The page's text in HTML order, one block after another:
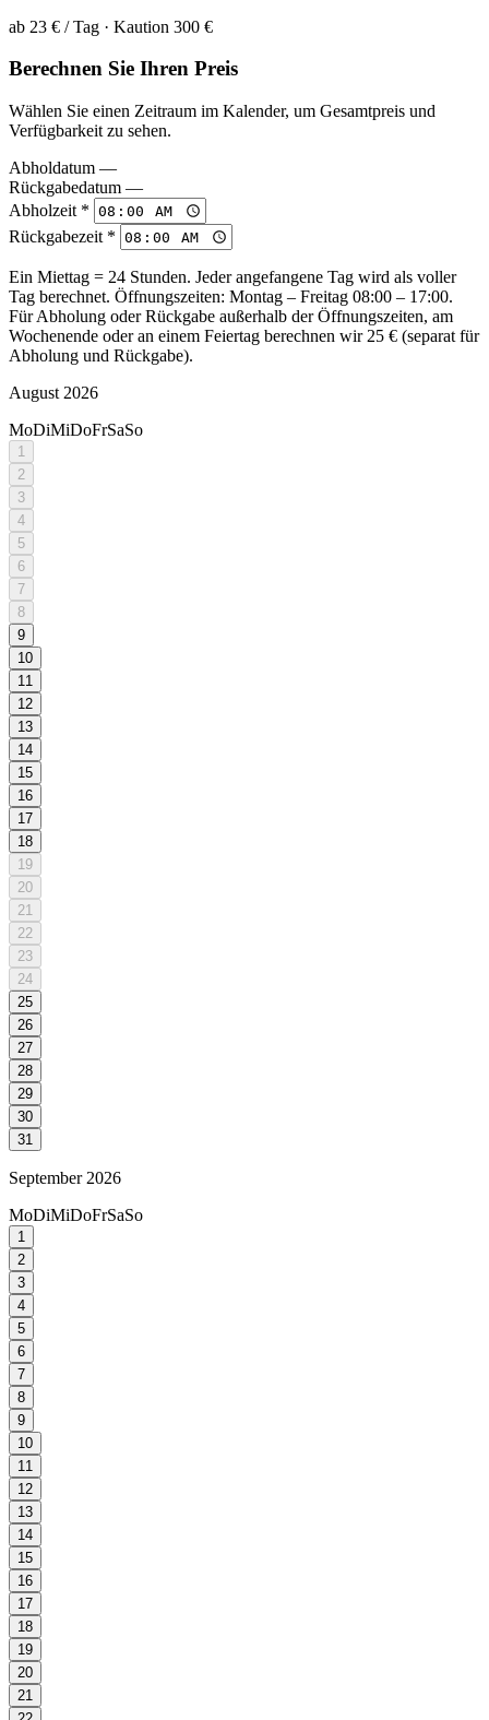
ab 23 € / Tag · Kaution 300 €
Berechnen Sie Ihren Preis
Wählen Sie einen Zeitraum im Kalender, um Gesamtpreis und
Verfügbarkeit zu sehen.
Abholdatum —
Rückgabedatum —
Abholzeit *
Rückgabezeit *
Ein Miettag = 24 Stunden. Jeder angefangene Tag wird als voller
Tag berechnet. Öffnungszeiten: Montag – Freitag 08:00 – 17:00.
Für Abholung oder Rückgabe außerhalb der Öffnungszeiten, am
Wochenende oder an einem Feiertag berechnen wir 25 € (separat für
Abholung und Rückgabe).
August 2026
MoDiMiDoFrSaSo
1
2
3
4
5
6
7
8
9
10
11
12
13
14
15
16
17
18
19
20
21
22
23
24
25
26
27
28
29
30
31
September 2026
MoDiMiDoFrSaSo
1
2
3
4
5
6
7
8
9
10
11
12
13
14
15
16
17
18
19
20
21